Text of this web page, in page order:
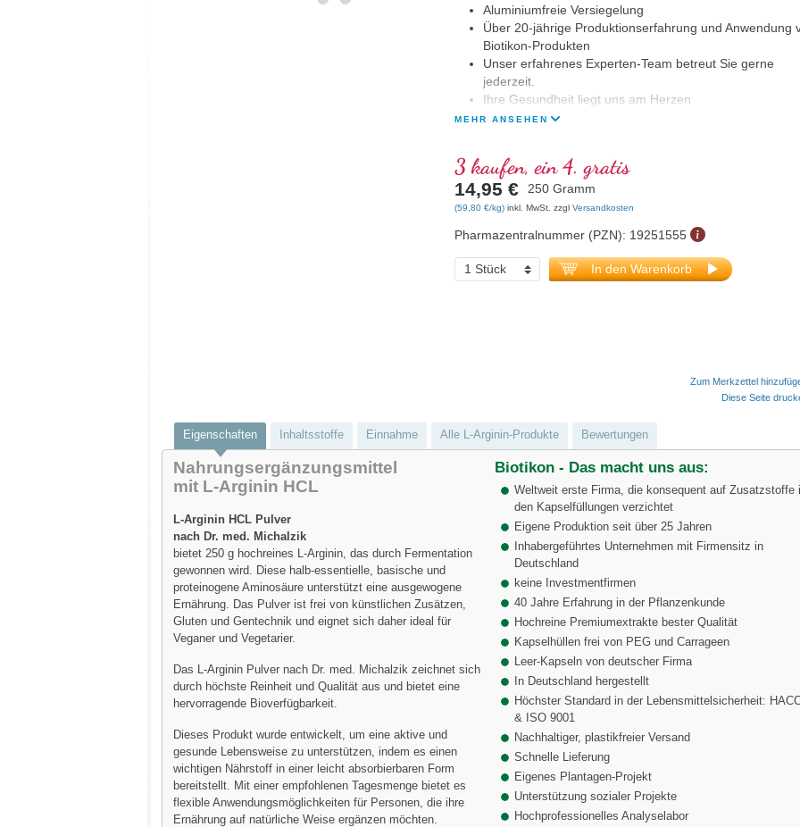
Aluminiumfreie Versiegelung
Über 20-jährige Produktionserfahrung und Anwendung
Biotikon-Produkten
Unser erfahrenes Experten-Team betreut Sie gerne
jederzeit.
Ihre Gesundheit liegt uns am Herzen
MEHR ANSEHEN
3 kaufen, ein 4. gratis
14,95 € 250 Gramm
(59,80 €/kg) inkl. MwSt. zzgl Versandkosten
Pharmazentralnummer (PZN): 19251555
In den Warenkorb
Zum Merkzettel
Diese Seite
Eigenschaften Inhaltsstoffe Einnahme Alle L-Arginin-Produkte Bewertungen
Nahrungsergänzungsmittel
mit L-Arginin HCL
L-Arginin HCL Pulver
nach Dr. med. Michalzik
bietet 250 g hochreines L-Arginin, das durch Fermentation
gewonnen wird. Diese halb-essentielle, basische und
proteinogene Aminosäure unterstützt eine ausgewogene
Ernährung. Das Pulver ist frei von künstlichen Zusätzen,
Gluten und Gentechnik und eignet sich daher ideal für
Veganer und Vegetarier.
Das L-Arginin Pulver nach Dr. med. Michalzik zeichnet sich
durch höchste Reinheit und Qualität aus und bietet eine
hervorragende Bioverfügbarkeit.
Dieses Produkt wurde entwickelt, um eine aktive und
gesunde Lebensweise zu unterstützen, indem es einen
wichtigen Nährstoff in einer leicht absorbierbaren Form
bereitstellt. Mit einer empfohlenen Tagesmenge bietet es
flexible Anwendungsmöglichkeiten für Personen, die ihre
Ernährung auf natürliche Weise ergänzen möchten.
Biotikon - Das macht uns aus:
Weltweit erste Firma, die konsequent auf Zusatzstoffe
den Kapselfüllungen verzichtet
Eigene Produktion seit über 25 Jahren
Inhabergeführtes Unternehmen mit Firmensitz in
Deutschland
keine Investmentfirmen
40 Jahre Erfahrung in der Pflanzenkunde
Hochreine Premiumextrakte bester Qualität
Kapselhüllen frei von PEG und Carrageen
Leer-Kapseln von deutscher Firma
In Deutschland hergestellt
Höchster Standard in der Lebensmittelsicherheit:
& ISO 9001
Nachhaltiger, plastikfreier Versand
Schnelle Lieferung
Eigenes Plantagen-Projekt
Unterstützung sozialer Projekte
Hochprofessionelles Analyselabor